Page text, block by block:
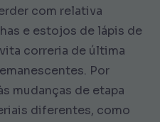
com relativa
e estojos de lápis de
correria de última
Por
mudanças de etapa
diferentes, como